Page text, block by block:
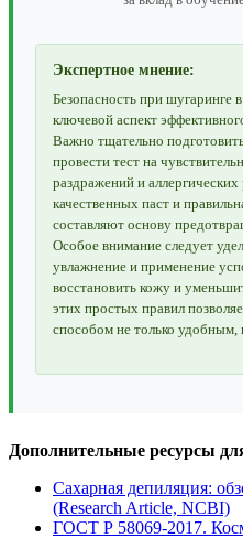
Экспертное мнение:
Безопасность при шугаринге
ключевой аспект
Важно тщательно
провести тест на
раздражений и
качественных паст и
составляют основу
Особое внимание следует
увлажнение и применение
восстановить кожу и
этих простых правил
способом не только удобным,
Дополнительные ресурсы
Сахарная депиляция:
(Research Article, NCBI)
ГОСТ Р 58069-2017.